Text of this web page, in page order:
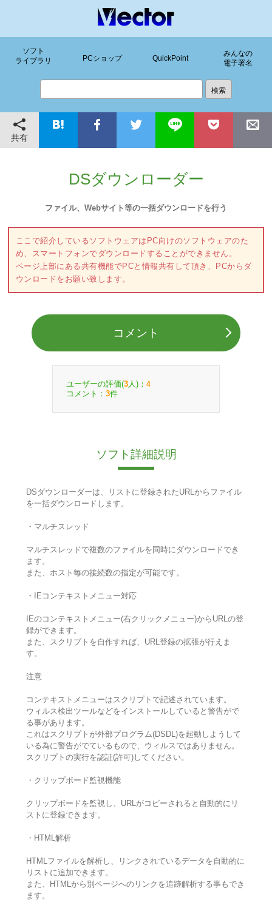
ソフト
ライブラリ
PCショップ QuickPoint
みんなの
電子署名
共有
DSダウンローダー
ファイル、Webサイト等の一括ダウンロードを行う
ここで紹介しているソフトウェアはPC向けのソフトウェアのた
め、スマートフォンでダウンロードすることができません。
ページ上部にある共有機能でPCと情報共有して頂き、PCからダ
ウンロードをお願い致します。
コメント
ユーザーの評価(3 人)： 4
コメント： 3件
ソフト詳細説明
DSダウンローダーは、リストに登録されたURLからファイル
を一括ダウンロードします。
・マルチスレッド
マルチスレッドで複数のファイルを同時にダウンロードでき
ます。
また、ホスト毎の接続数の指定が可能です。
・IEコンテキストメニュー対応
IEのコンテキストメニュー(右クリックメニュー)からURLの登
録ができます。
また、スクリプトを自作すれば、URL登録の拡張が行えま
す。
注意
コンテキストメニューはスクリプトで記述されています。
ウィルス検出ツールなどをインストールしていると警告がで
る事があります。
これはスクリプトが外部プログラム(DSDL)を起動しようして
いる為に警告がでているもので、ウィルスではありません。
スクリプトの実行を認証(許可)してください。
・クリップボード監視機能
クリップボードを監視し、URLがコピーされると自動的にリ
ストに登録できます。
・HTML解析
HTMLファイルを解析し、リンクされているデータを自動的に
リストに追加できます。
また、HTMLから別ページへのリンクを追跡解析する事もでき
ます。